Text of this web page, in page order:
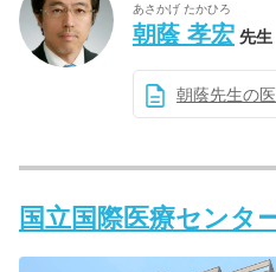
あさかげ たかひろ
朝蔭 孝宏 先生
朝蔭先生の
国立国際医療センタ